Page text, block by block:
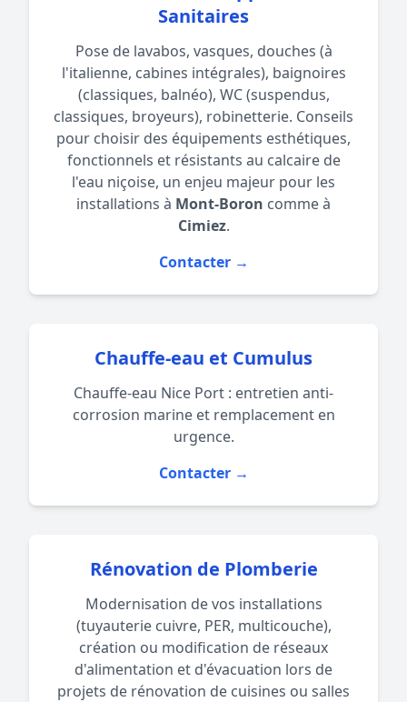
Sanitaires
Pose de lavabos, vasques, douches (à
l'italienne, cabines intégrales), baignoires
(classiques, balnéo), WC (suspendus,
classiques, broyeurs), robinetterie. Conseils
pour choisir des équipements esthétiques,
fonctionnels et résistants au calcaire de
l'eau niçoise, un enjeu majeur pour les
installations à Mont-Boron comme à
Cimiez.
Contacter →
Chauffe-eau et Cumulus
Chauffe-eau Nice Port : entretien anti-
corrosion marine et remplacement en
urgence.
Contacter →
Rénovation de Plomberie
Modernisation de vos installations
(tuyauterie cuivre, PER, multicouche),
création ou modification de réseaux
d'alimentation et d'évacuation lors de
projets de rénovation de cuisines ou salles